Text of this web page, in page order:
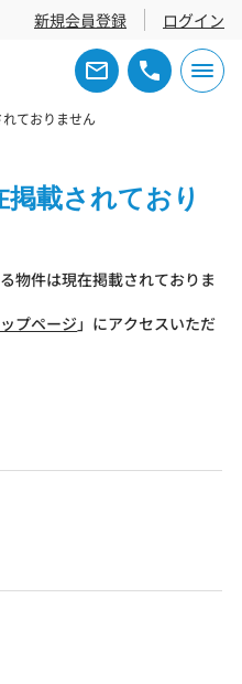
新規会員登録 ログイン
ておりません
載されており
物件は現在掲載されておりま
プページ」にアクセスいただ